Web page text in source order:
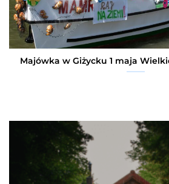
Majówka w Giżycku 1 maja